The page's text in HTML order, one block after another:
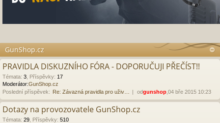
GunShop.cz
PRAVIDLA DISKUZNÍHO FÓRA - DOPORUČUJI PŘEČÍST!!
Témata: 3 Příspěvky: 17
Moderátor:GunShop.cz
Poslední příspěvek: Re: Závazná pravidla pro uživ… odgunshop ,04 bře 2015 10:23
Dotazy na provozovatele GunShop.cz
Témata: 29 Příspěvky: 510